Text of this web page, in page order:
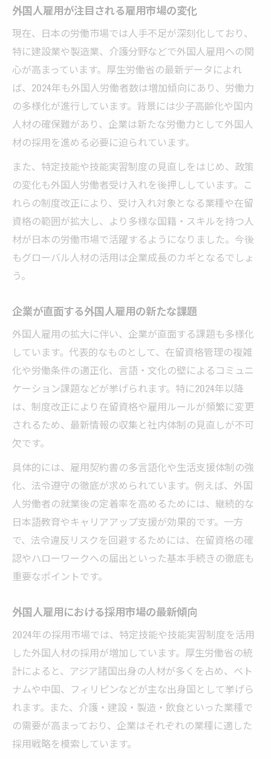
外国人雇用が注目される雇用市場の変化
現在、日本の労働市場では人手不足が深刻化しており、
特に建設業や製造業、介護分野などで外国人雇用への関
心が高まっています。厚生労働省の最新データによれ
ば、2024年も外国人労働者数は増加傾向にあり、労働力
の多様化が進行しています。背景には少子高齢化や国内
人材の確保難があり、企業は新たな労働力として外国人
材の採用を進める必要に迫られています。
また、特定技能や技能実習制度の見直しをはじめ、政策
の変化も外国人労働者受け入れを後押ししています。こ
れらの制度改正により、受け入れ対象となる業種や在留
資格の範囲が拡大し、より多様な国籍・スキルを持つ人
材が日本の労働市場で活躍するようになりました。今後
もグローバル人材の活用は企業成長のカギとなるでしょ
う。
企業が直面する外国人雇用の新たな課題
外国人雇用の拡大に伴い、企業が直面する課題も多様化
しています。代表的なものとして、在留資格管理の複雑
化や労働条件の適正化、言語・文化の壁によるコミュニ
ケーション課題などが挙げられます。特に2024年以降
は、制度改正により在留資格や雇用ルールが頻繁に変更
されるため、最新情報の収集と社内体制の見直しが不可
欠です。
具体的には、雇用契約書の多言語化や生活支援体制の強
化、法令遵守の徹底が求められています。例えば、外国
人労働者の就業後の定着率を高めるためには、継続的な
日本語教育やキャリアアップ支援が効果的です。一方
で、法令違反リスクを回避するためには、在留資格の確
認やハローワークへの届出といった基本手続きの徹底も
重要なポイントです。
外国人雇用における採用市場の最新傾向
2024年の採用市場では、特定技能や技能実習制度を活用
した外国人材の採用が増加しています。厚生労働省の統
計によると、アジア諸国出身の人材が多くを占め、ベト
ナムや中国、フィリピンなどが主な出身国として挙げら
れます。また、介護・建設・製造・飲食といった業種で
の需要が高まっており、企業はそれぞれの業種に適した
採用戦略を模索しています。